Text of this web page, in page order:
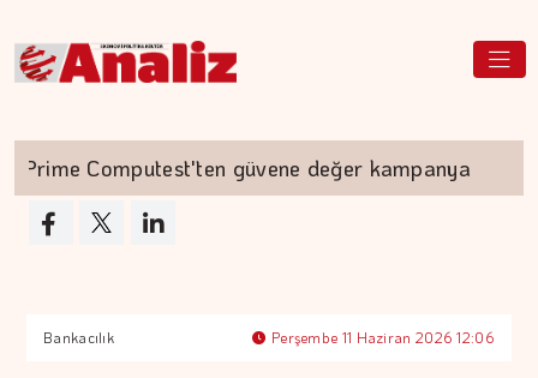
Computest'ten güvene değer kampanya
Bankacılık Perşembe 11 Haziran 2026 12:06